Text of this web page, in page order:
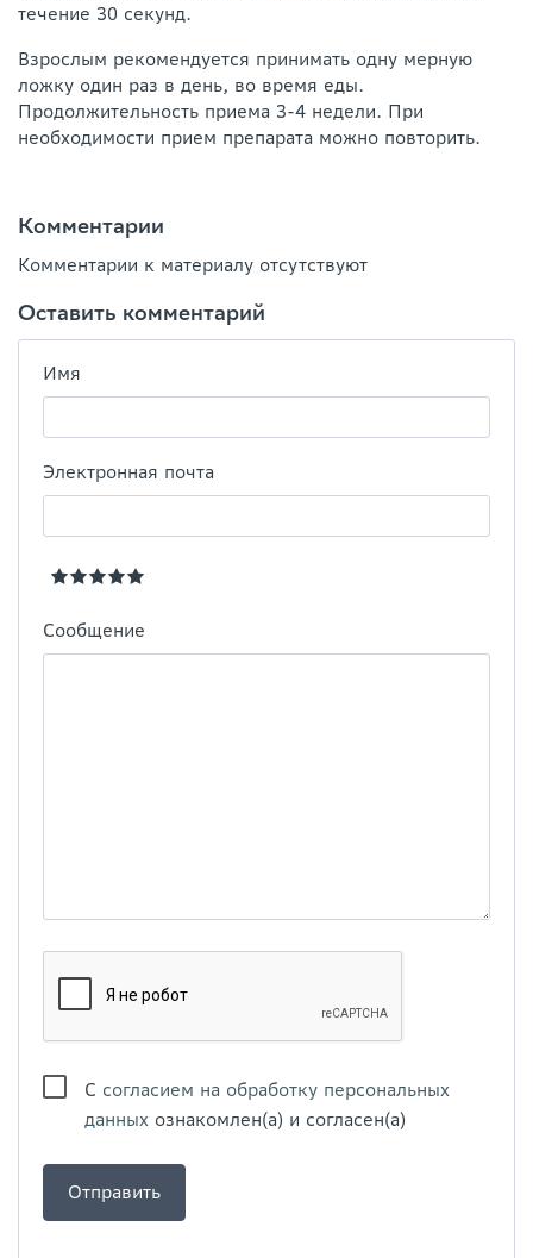
течение 30 секунд.
Взрослым рекомендуется принимать одну мерную
ложку один раз в день, во время еды.
Продолжительность приема 3-4 недели. При
необходимости прием препарата можно повторить.
Комментарии
Комментарии к материалу отсутствуют
Оставить комментарий
Имя
Электронная почта
Сообщение
С согласием на обработку персональных
данных ознакомлен(а) и согласен(а)